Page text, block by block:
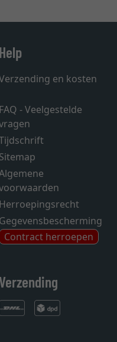
Help
en kosten
FAQ - Veelgestelde
Sitemap
Herroepingsrecht
Gegevensbescherming
Contract herroepen
Verzending